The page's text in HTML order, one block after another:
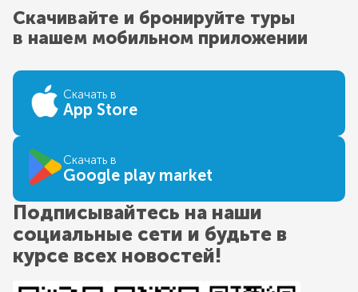
Скачивайте и бронируйте туры
в нашем мобильном приложении
Скачать в
App Store
Скачать в
Google play market
Подписывайтесь на наши
социальные сети и будьте в
курсе всех новостей!